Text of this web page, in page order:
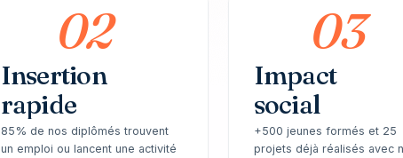
02
Insertion
rapide
85% de nos diplômés trouvent
un emploi ou lancent une activité
03
Impact
social
+500 jeunes formés et 25
projets déjà réalisés avec